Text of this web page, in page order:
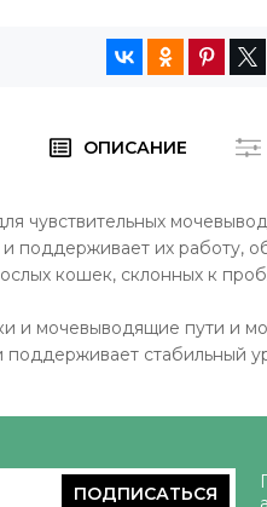
ОПИСАНИЕ
чувствительных
и поддерживает их
кошек, склонных к
и мочевыводящие пути и
стабильный
ПОДПИСАТЬСЯ